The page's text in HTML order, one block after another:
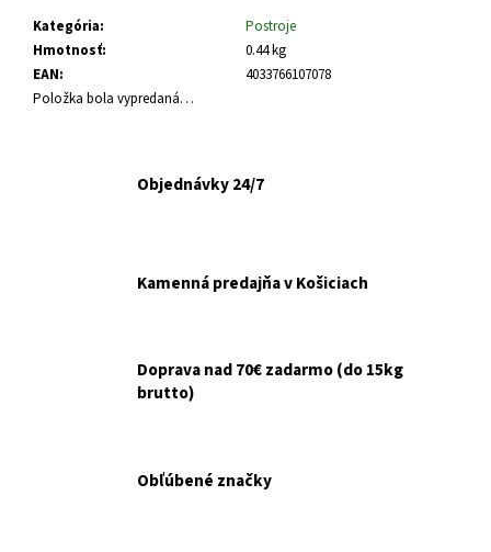
Kategória:
Postroje
Hmotnosť:
0.44 kg
EAN:
4033766107078
Položka bola vypredaná…
Objednávky 24/7
Kamenná predajňa v Košiciach
Doprava nad 70€ zadarmo (do 15kg
brutto)
Obľúbené značky
a
m
e